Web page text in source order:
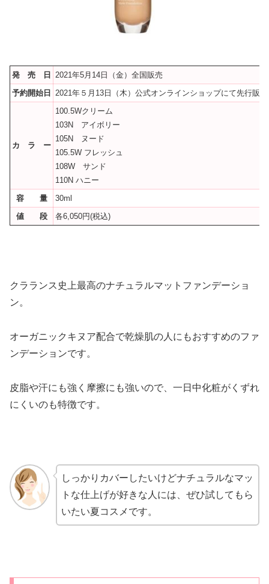
発 売 日
2021年5月14日（金）全国販売
予約開始日
2021年５月13日（木）公式オンラインショップにて先行販売
カ ラ ー
100.5Wクリーム
103N アイボリー
105N ヌード
105.5W フレッシュ
108W サンド
110N ハニー
容 量
30ml
値 段
各6,050円(税込)
クラランス史上最高のナチュラルマットファンデーショ
ン。
オーガニックキヌア配合で乾燥肌の人にもおすすめのファ
ンデーションです。
皮脂や汗にも強く摩擦にも強いので、一日中化粧がくずれ
にくいのも特徴です。
しっかりカバーしたいけどナチュラルなマッ
トな仕上げが好きな人には、ぜひ試してもら
いたい夏コスメです。